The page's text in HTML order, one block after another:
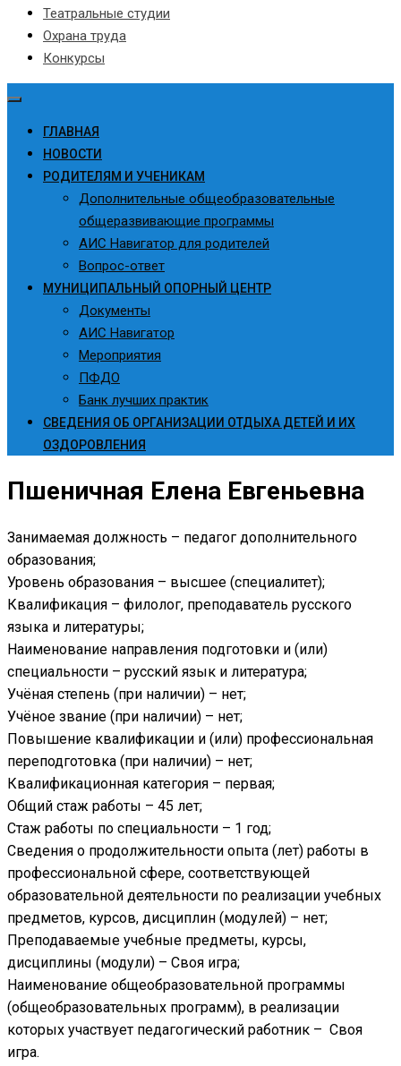
Театральные студии
Охрана труда
Конкурсы
ГЛАВНАЯ
НОВОСТИ
РОДИТЕЛЯМ И УЧЕНИКАМ
Дополнительные общеобразовательные
общеразвивающие программы
АИС Навигатор для родителей
Вопрос-ответ
МУНИЦИПАЛЬНЫЙ ОПОРНЫЙ ЦЕНТР
Документы
АИС Навигатор
Мероприятия
ПФДО
Банк лучших практик
СВЕДЕНИЯ ОБ ОРГАНИЗАЦИИ ОТДЫХА ДЕТЕЙ И ИХ
ОЗДОРОВЛЕНИЯ
Пшеничная Елена Евгеньевна
Занимаемая должность – педагог дополнительного
образования;
Уровень образования – высшее (специалитет);
Квалификация – филолог, преподаватель русского
языка и литературы;
Наименование направления подготовки и (или)
специальности – русский язык и литература;
Учёная степень (при наличии) – нет;
Учёное звание (при наличии) – нет;
Повышение квалификации и (или) профессиональная
переподготовка (при наличии) – нет;
Квалификационная категория – первая;
Общий стаж работы – 45 лет;
Стаж работы по специальности – 1 год;
Сведения о продолжительности опыта (лет) работы в
профессиональной сфере, соответствующей
образовательной деятельности по реализации учебных
предметов, курсов, дисциплин (модулей) – нет;
Преподаваемые учебные предметы, курсы,
дисциплины (модули) – Своя игра;
Наименование общеобразовательной программы
(общеобразовательных программ), в реализации
которых участвует педагогический работник – Своя
игра.